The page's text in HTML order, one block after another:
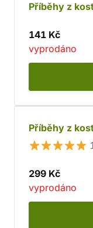
Příběhy z
141 Kč
vyprodáno
Příběhy z
299 Kč
vyprodáno